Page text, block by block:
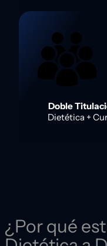
Doble
Dietética +
¿Por qué